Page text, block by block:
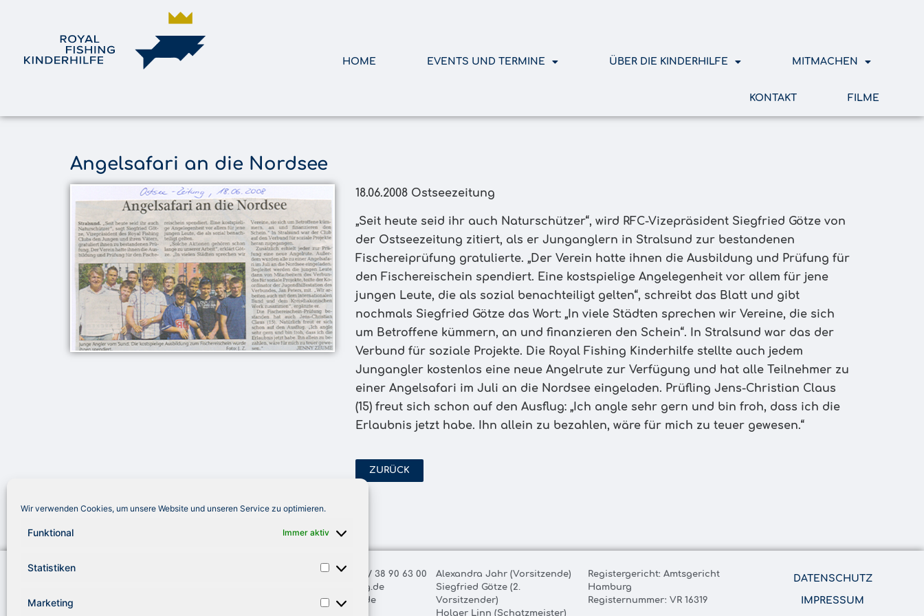
Wir verwenden Cookies, um unsere Website und unseren Service zu optimieren.
Funktional Immer aktiv
Statistiken
Marketing
HOME EVENTS UND TERMINE ÜBER DIE KINDERHILFE MITMACHEN
KONTAKT FILME
Angelsafari an die Nordsee
18.06.2008 Ostseezeitung
„Seit heute seid ihr auch Naturschützer“, wird RFC-Vizepräsident Siegfried Götze von
der Ostseezeitung zitiert, als er Junganglern in Stralsund zur bestandenen
Fischereiprüfung gratulierte. „Der Verein hatte ihnen die Ausbildung und Prüfung für
den Fischereischein spendiert. Eine kostspielige Angelegenheit vor allem für jene
jungen Leute, die als sozial benachteiligt gelten“, schreibt das Blatt und gibt
nochmals Siegfried Götze das Wort: „In viele Städten sprechen wir Vereine, die sich
um Betroffene kümmern, an und finanzieren den Schein“. In Stralsund war das der
Verbund für soziale Projekte. Die Royal Fishing Kinderhilfe stellte auch jedem
Jungangler kostenlos eine neue Angelrute zur Verfügung und hat alle Teilnehmer zu
einer Angelsafari im Juli an die Nordsee eingeladen. Prüfling Jens-Christian Claus
(15) freut sich schon auf den Ausflug: „Ich angle sehr gern und bin froh, dass ich die
Erlaubnis jetzt habe. Ihn allein zu bezahlen, wäre für mich zu teuer gewesen.“
ZURÜCK
Telefax: +49 (0) 40 / 38 90 63 00
info@royal-fishing.de
www.royal-fishing.de
Alexandra Jahr (Vorsitzende)
Siegfried Götze (2.
Vorsitzender)
Holger Linn (Schatzmeister)
Registergericht: Amtsgericht
Hamburg
Registernummer: VR 16319
DATENSCHUTZ
IMPRESSUM